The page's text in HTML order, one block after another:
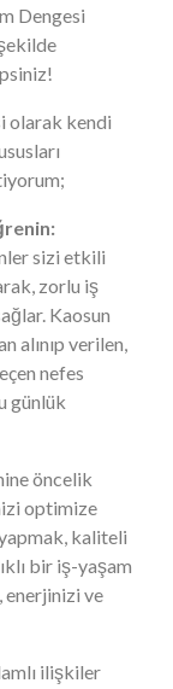
Dengesi
olarak kendi
sizi etkili
zorlu iş
Kaosun
alınıp verilen,
nefes
günlük
öncelik
optimize
kaliteli
bir iş-yaşam
enerjinizi ve
ilişkiler